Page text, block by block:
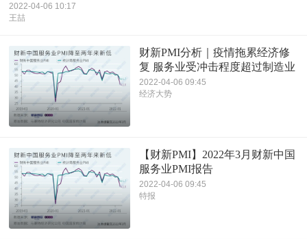
2022-04-06 10:17
王喆
财新PMI分析｜疫情拖累经济修
复 服务业受冲击程度超过制造业
2022-04-06 09:45
经济大势
【财新PMI】2022年3月财新中国
服务业PMI报告
2022-04-06 09:45
特报